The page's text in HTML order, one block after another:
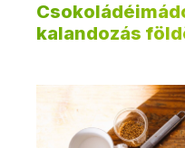
kalandozás